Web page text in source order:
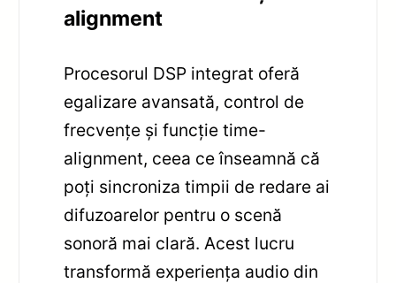
alignment
Procesorul DSP integrat oferă
egalizare avansată, control de
frecvențe și funcție time-
alignment, ceea ce înseamnă că
poți sincroniza timpii de redare ai
difuzoarelor pentru o scenă
sonoră mai clară. Acest lucru
transformă experiența audio din